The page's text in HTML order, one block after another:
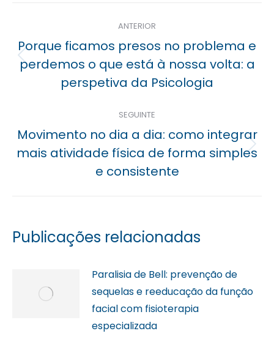
Navegação
posterior
ANTERIOR
Previous
post:
Porque ficamos presos no problema e
perdemos o que está à nossa volta: a
perspetiva da Psicologia
SEGUINTE
Próximo
post:
Movimento no dia a dia: como integrar
mais atividade física de forma simples
e consistente
Publicações relacionadas
Paralisia de Bell: prevenção de
sequelas e reeducação da função
facial com fisioterapia
especializada